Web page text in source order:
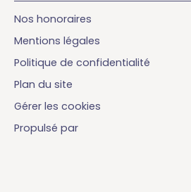
Nos honoraires
Mentions légales
Politique de confidentialité
Plan du site
Gérer les cookies
Propulsé par